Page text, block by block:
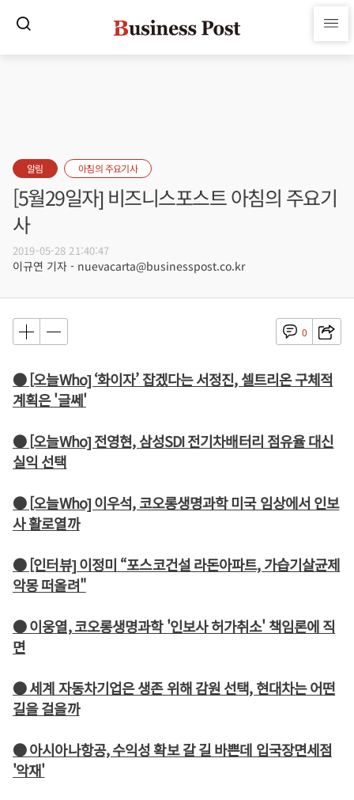
알림 아침의 주요기사
[5월29일자] 비즈니스포스트 아침의 주요기
사
2019-05-28 21:40:47
이규연 기자 - nuevacarta@businesspost.co.kr
0
● [오늘Who] ‘화이자’ 잡겠다는 서정진, 셀트리온 구체적
계획은 '글쎄'
● [오늘Who] 전영현, 삼성SDI 전기차배터리 점유율 대신
실익 선택
● [오늘Who] 이우석, 코오롱생명과학 미국 임상에서 인보
사 활로열까
● [인터뷰] 이정미 “포스코건설 라돈아파트, 가습기살균제
악몽 떠올려"
● 이웅열, 코오롱생명과학 '인보사 허가취소' 책임론에 직
면
● 세계 자동차기업은 생존 위해 감원 선택, 현대차는 어떤
길을 걸을까
● 아시아나항공, 수익성 확보 갈 길 바쁜데 입국장면세점
'악재'